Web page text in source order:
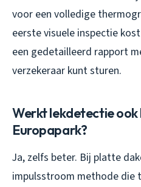
voor een volledige
eerste visuele inspectie
een gedetailleerd rapport
verzekeraar kunt sturen.
Werkt lekdetectie
Europapark?
Ja, zelfs beter. Bij platte
impulsstroom methode die